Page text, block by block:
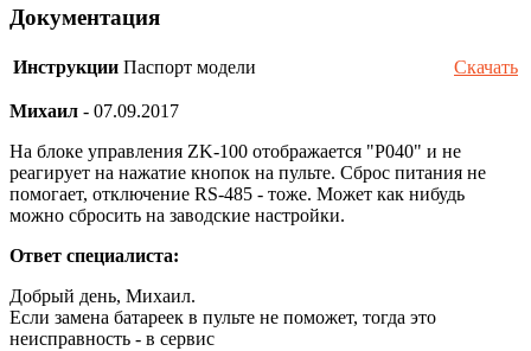
Документация
Инструкции Паспорт модели Скачать
Михаил - 07.09.2017
На блоке управления ZK-100 отображается "P040" и не
реагирует на нажатие кнопок на пульте. Сброс питания не
помогает, отключение RS-485 - тоже. Может как нибудь
можно сбросить на заводские настройки.
Ответ специалиста:
Добрый день, Михаил.
Если замена батареек в пульте не поможет, тогда это
неисправность - в сервис